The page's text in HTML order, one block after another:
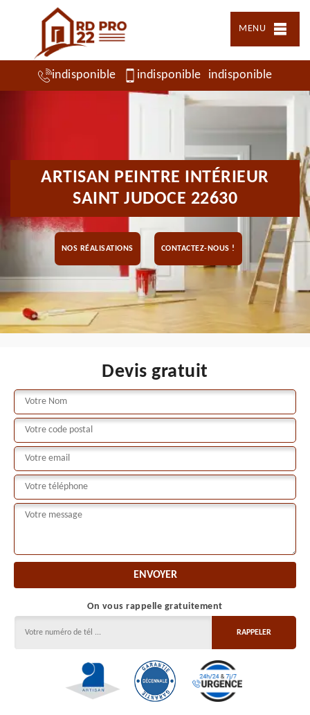
MENU
indisponible indisponible indisponible
ARTISAN PEINTRE INTÉRIEUR
SAINT JUDOCE 22630
NOS RÉALISATIONS CONTACTEZ-NOUS !
Devis gratuit
On vous rappelle gratuitement